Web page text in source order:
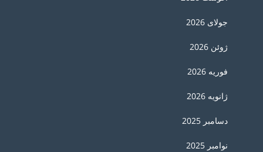
جولای 2026
ژوئن 2026
فوریه 2026
ژانویه 2026
دسامبر 2025
نوامبر 2025